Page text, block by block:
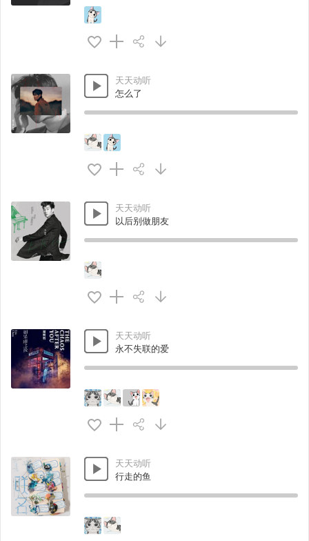
天天动听
怎么了
天天动听
以后别做朋友
天天动听
永不失联的爱
天天动听
行走的鱼